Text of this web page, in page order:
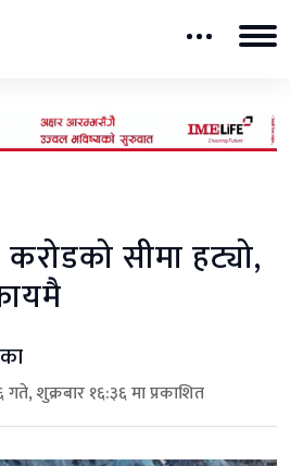
सीमा हट्यो,
शुक्रबार १६:३६ मा प्रकाशित